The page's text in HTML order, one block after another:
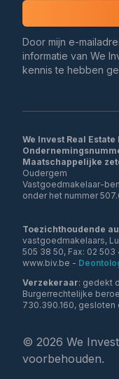
Door mijn e-
informatie van We
kennis te hebben
We Invest Real Estate
Maatschappelijke
Oudergem
Vastgoedmakelaar-
onder het nummer
Toezichthoudende
vastgoedmakelaars,
505 38 50, Fax: 02
www.biv.be -
Verzekeraar: gedekt
Burgerrechtelijke
730.390.160, gesloten
© 2026 We
voorbehouden.